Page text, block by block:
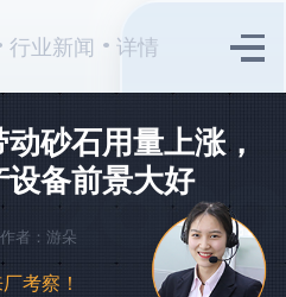
行业新闻 详情
砂石用量上涨，
备前景大好
作者：游朵
考察！